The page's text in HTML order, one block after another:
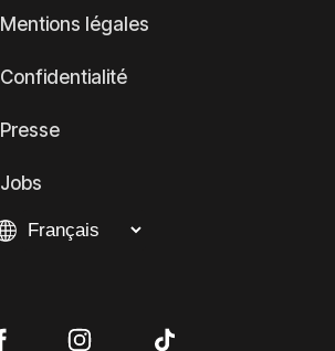
Mentions légales
Confidentialité
Presse
Jobs